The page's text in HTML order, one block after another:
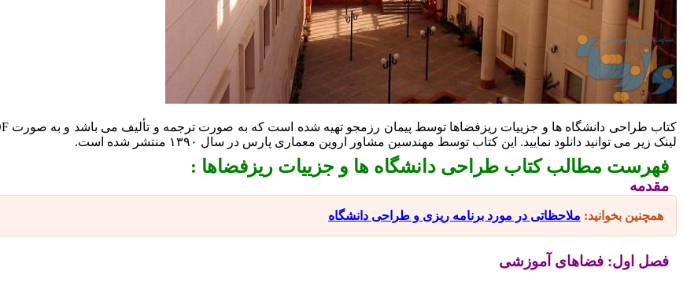
لینک زیر می توانید دانلود نمایید. این کتاب توسط مهندسین مشاور اروین معماری پارس در سال ۱۳۹۰ منتشر شده است.
فهرست مطالب کتاب طراحی دانشگاه ها و جزییات ریزفضاها :
مقدمه
همچنین بخوانید: ملاحظاتی در مورد برنامه ریزی و طراحی دانشگاه
فصل اول: فضاهای آموزشی